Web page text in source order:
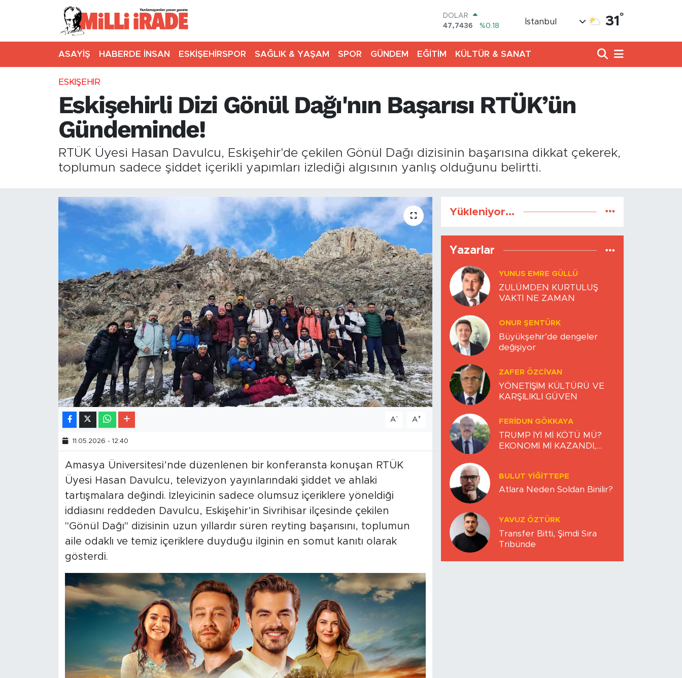
DOLAR
47,7436
%0.18
STERLİN
64,4811
%0.38
13.779
%-14
İstanbul 31 °
ASAYİŞ HABERDE İNSAN ESKİŞEHİRSPOR SAĞLIK & YAŞAM SPOR GÜNDEM EĞİTİM KÜLTÜR & SANAT
ESKİŞEHİR
Eskişehirli Dizi Gönül Dağı'nın Başarısı RTÜK’ün
Gündeminde!
RTÜK Üyesi Hasan Davulcu, Eskişehir'de çekilen Gönül Dağı dizisinin başarısına dikkat çekerek,
toplumun sadece şiddet içerikli yapımları izlediği algısının yanlış olduğunu belirtti.
A- A+
11.05.2026 - 12:40
Amasya Üniversitesi’nde düzenlenen bir konferansta konuşan RTÜK
Üyesi Hasan Davulcu, televizyon yayınlarındaki şiddet ve ahlaki
tartışmalara değindi. İzleyicinin sadece olumsuz içeriklere yöneldiği
iddiasını reddeden Davulcu, Eskişehir’in Sivrihisar ilçesinde çekilen
"Gönül Dağı" dizisinin uzun yıllardır süren reyting başarısını, toplumun
aile odaklı ve temiz içeriklere duyduğu ilginin en somut kanıtı olarak
gösterdi.
Yükleniyor...
Yazarlar
YUNUS EMRE GÜLLÜ
ZULÜMDEN KURTULUŞ
VAKTİ NE ZAMAN
ONUR ŞENTÜRK
Büyükşehir’de dengeler
değişiyor
ZAFER ÖZCIVAN
YÖNETİŞİM KÜLTÜRÜ VE
KARŞILIKLI GÜVEN
FERIDUN GÖKKAYA
TRUMP İYİ Mİ KÖTÜ MÜ?
EKONOMİ Mİ KAZANDI,
BULUT YİĞİTTEPE
Atlara Neden Soldan Binilir?
YAVUZ ÖZTÜRK
Transfer Bitti, Şimdi Sıra
Tribünde